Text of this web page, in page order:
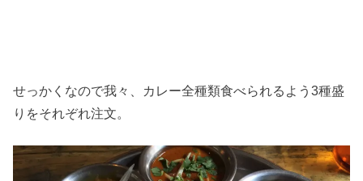
せっかくなので我々、カレー全種類食べられるよう3種盛
りをそれぞれ注文。